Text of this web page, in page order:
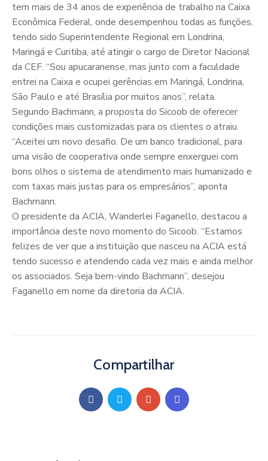
tem mais de 34 anos de experiência de trabalho na Caixa
Econômica Federal, onde desempenhou todas as funções,
tendo sido Superintendente Regional em Londrina,
Maringá e Curitiba, até atingir o cargo de Diretor Nacional
da CEF. “Sou apucaranense, mas junto com a faculdade
entrei na Caixa e ocupei gerências em Maringá, Londrina,
São Paulo e até Brasília por muitos anos”, relata.
Segundo Bachmann, a proposta do Sicoob de oferecer
condições mais customizadas para os clientes o atraiu.
“Aceitei um novo desafio. De um banco tradicional, para
uma visão de cooperativa onde sempre enxerguei com
bons olhos o sistema de atendimento mais humanizado e
com taxas mais justas para os empresários”, aponta
Bachmann.
O presidente da ACIA, Wanderlei Faganello, destacou a
importância deste novo momento do Sicoob. “Estamos
felizes de ver que a instituição que nasceu na ACIA está
tendo sucesso e atendendo cada vez mais e ainda melhor
os associados. Seja bem-vindo Bachmann”, desejou
Faganello em nome da diretoria da ACIA.
Compartilhar